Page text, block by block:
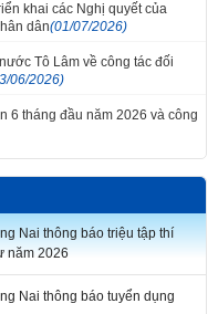
khai các Nghị quyết của
dân(01/07/2026)
Tô Lâm về công tác đối
06/2026)
6 tháng đầu năm 2026 và công
Nai thông báo triệu tập thí
năm 2026
Nai thông báo tuyển dụng